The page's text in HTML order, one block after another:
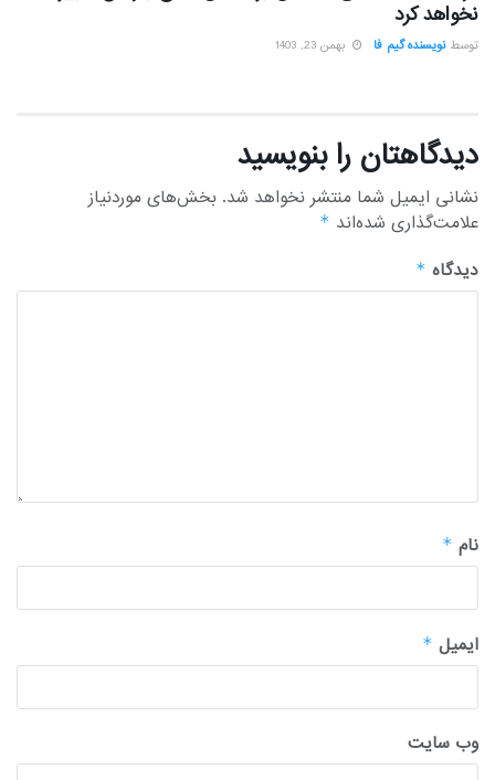
نخواهد کرد
توسط نویسنده گیم فا بهمن 23, 1403
دیدگاهتان را بنویسید
نشانی ایمیل شما منتشر نخواهد شد. بخش‌های موردنیاز
علامت‌گذاری شده‌اند *
دیدگاه *
نام *
ایمیل *
وب‌ سایت